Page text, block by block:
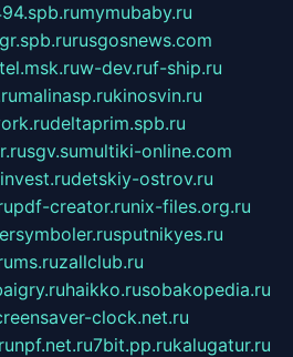
mymubaby.ru
rusgosnews.com
w-dev.ruf-ship.ru
malinasp.rukinosvin.ru
deltaprim.spb.ru
sgv.sumultiki-online.com
detskiy-ostrov.ru
pdf-creator.runix-files.org.ru
sputnikyes.ru
zallclub.ru
haikko.rusobakopedia.ru
clock.net.ru
npf.net.ru7bit.pp.rukalugatur.ru